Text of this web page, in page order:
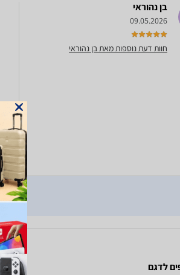
בן נהוראי
09.05.2026
חוות דעת נוספות מאת בן נהוראי
לדגם